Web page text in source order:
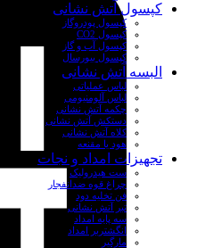
کپسول آتش نشانی
کپسول پودروگاز
کپسول CO2
کپسول آب و گاز
کپسول بیورسال
البسه آتش نشانی
لباس عملیاتی
لباس آلومنیومی
چکمه آتش نشانی
دستکش آتش نشانی
کلاه آتش نشانی
هود یا مقنعه
تجهیزات امداد و نجات
ست هیدرولیک
چراغ قوه ضدانفجار
فن تخلیه دود
تبر آتش نشانی
سه پایه امداد
انگشتربر امداد
مارگیر